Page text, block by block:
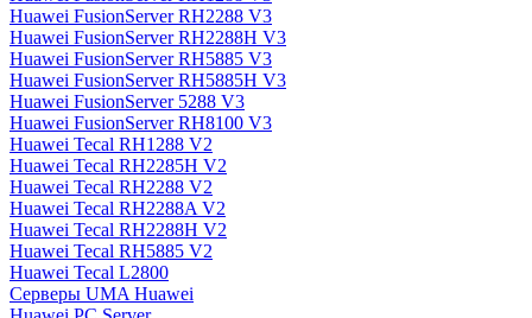
Huawei FusionServer RH2288 V3
Huawei FusionServer RH2288H V3
Huawei FusionServer RH5885 V3
Huawei FusionServer RH5885H V3
Huawei FusionServer 5288 V3
Huawei FusionServer RH8100 V3
Huawei Tecal RH1288 V2
Huawei Tecal RH2285H V2
Huawei Tecal RH2288 V2
Huawei Tecal RH2288A V2
Huawei Tecal RH2288H V2
Huawei Tecal RH5885 V2
Huawei Tecal L2800
Серверы UMA Huawei